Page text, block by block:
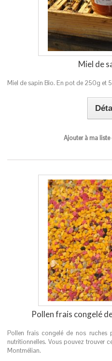
Miel de
Miel de sapin Bio. En pot de 250g et
Ajouter à ma
Pollen frais congelé
Pollen frais congelé de nos ruches
nutritionnelles. Vous pouvez trouver
Montmélian.